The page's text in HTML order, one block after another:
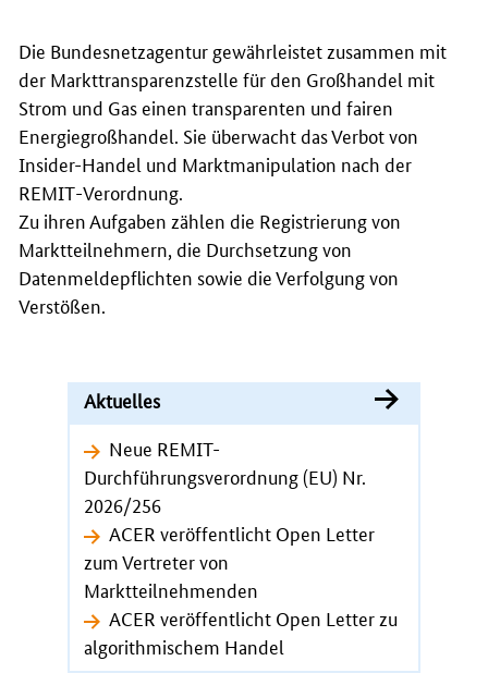
Die Bundesnetzagentur gewährleistet zusammen mit
der Markttransparenzstelle für den Großhandel mit
Strom und Gas einen transparenten und fairen
Energiegroßhandel. Sie überwacht das Verbot von
Insider-Handel und Marktmanipulation nach der
REMIT-Verordnung.
Zu ihren Aufgaben zählen die Registrierung von
Marktteilnehmern, die Durchsetzung von
Datenmeldepflichten sowie die Verfolgung von
Verstößen.
Aktuelles
Neue REMIT-
Durchführungsverordnung (EU) Nr.
2026/256
ACER veröffentlicht Open Letter
zum Vertreter von
Marktteilnehmenden
ACER veröffentlicht Open Letter zu
algorithmischem Handel